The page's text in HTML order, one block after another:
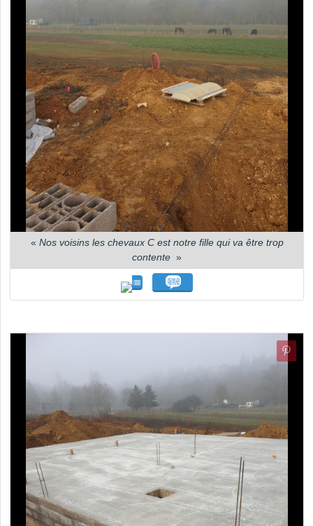
« Nos voisins les chevaux C est notre fille qui va être trop
contente »